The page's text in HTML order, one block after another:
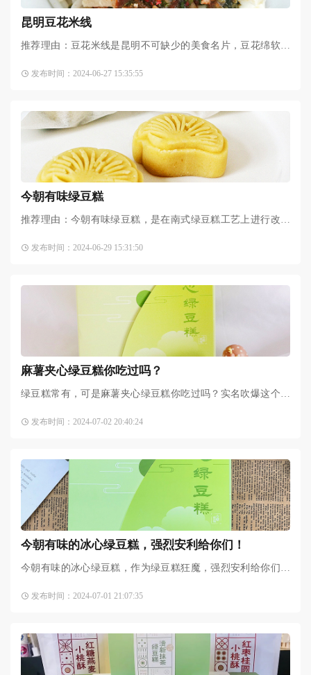
昆明豆花米线
推荐理由：豆花米线是昆明不可缺少的美食名片，豆花绵软嫩
成就了豆花米线独树一帜、沁人心脾的特色风味。无论是当地
发布时间：2024-06-27 15:35:55
今朝有味绿豆糕
推荐理由：今朝有味绿豆糕，是在南式绿豆糕工艺上进行改良
的同时降低热量和食用负担。最特别的是里面还夹了台湾手工
发布时间：2024-06-29 15:31:50
麻薯夹心绿豆糕你吃过吗？
绿豆糕常有，可是麻薯夹心绿豆糕你吃过吗？实名吹爆这个绿
糕也好好看，还做成了银
发布时间：2024-07-02 20:40:24
今朝有味的冰心绿豆糕，强烈安利给你们！
今朝有味的冰心绿豆糕，作为绿豆糕狂魔，强烈安利给你们！
口感清爽，里面还有糯冰
发布时间：2024-07-01 21:07:35